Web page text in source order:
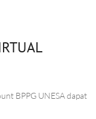
BPPG UNESA dapat